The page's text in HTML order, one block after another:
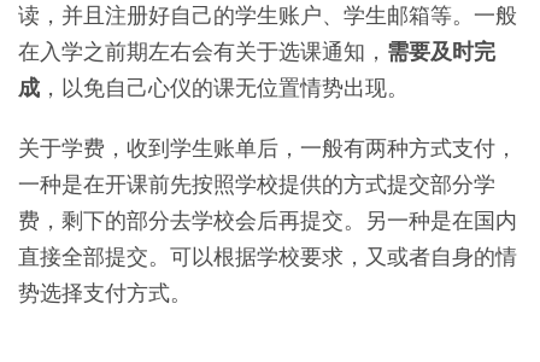
读，并且注册好自己的学生账户、学生邮箱等。一般
在入学之前期左右会有关于选课通知， 需要及时完
成 ，以免自己心仪的课无位置情势出现。
关于学费，收到学生账单后，一般有两种方式支付，
一种是在开课前先按照学校提供的方式提交部分学
费，剩下的部分去学校会后再提交。另一种是在国内
直接全部提交。可以根据学校要求，又或者自身的情
势选择支付方式。